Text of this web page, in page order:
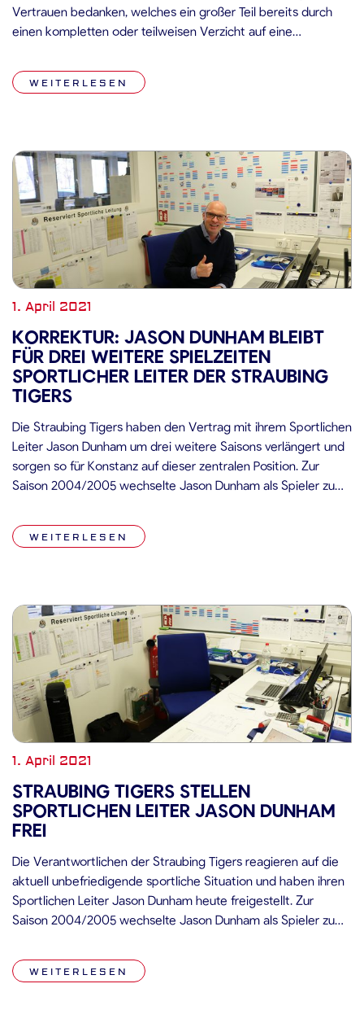
Vertrauen bedanken, welches ein großer Teil bereits durch
einen kompletten oder teilweisen Verzicht auf eine
Dauerkarten der Saison 2020/21 gezeigt hat. Dies wollen wir
würdigen und unseren Fans etwas zurückgeben. Daher hat […]
WEITERLESEN
1. April 2021
KORREKTUR: JASON DUNHAM BLEIBT
FÜR DREI WEITERE SPIELZEITEN
SPORTLICHER LEITER DER STRAUBING
TIGERS
Die Straubing Tigers haben den Vertrag mit ihrem Sportlichen
Leiter Jason Dunham um drei weitere Saisons verlängert und
sorgen so für Konstanz auf dieser zentralen Position. Zur
Saison 2004/2005 wechselte Jason Dunham als Spieler zum
Scorerpunkten bei 15 Playoff-Einsätzen (5 Tore und 7
Vorlagen) maßgeblich daran […]
WEITERLESEN
1. April 2021
STRAUBING TIGERS STELLEN
SPORTLICHEN LEITER JASON DUNHAM
FREI
Die Verantwortlichen der Straubing Tigers reagieren auf die
aktuell unbefriedigende sportliche Situation und haben ihren
Sportlichen Leiter Jason Dunham heute freigestellt. Zur
Saison 2004/2005 wechselte Jason Dunham als Spieler zum
Scorerpunkten bei 15 Playoff-Einsätzen (5 Tore und 7
Vorlagen) maßgeblich daran beteiligt, dass der Aufstieg in […]
WEITERLESEN